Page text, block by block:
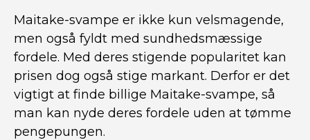
Maitake-svampe er ikke kun velsmagende,
men også fyldt med sundhedsmæssige
fordele. Med deres stigende popularitet kan
prisen dog også stige markant. Derfor er det
vigtigt at finde billige Maitake-svampe, så
man kan nyde deres fordele uden at tømme
pengepungen.